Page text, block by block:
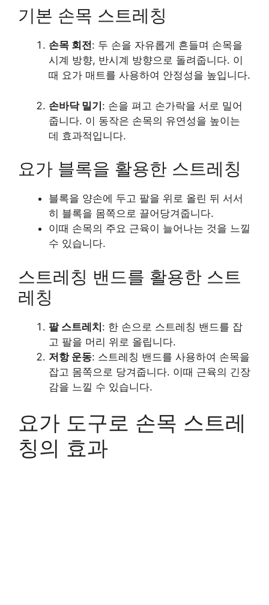
기본 손목 스트레칭
손목 회전: 두 손을 자유롭게 흔들며 손목을
시계 방향, 반시계 방향으로 돌려줍니다. 이
때 요가 매트를 사용하여 안정성을 높입니다.
손바닥 밀기: 손을 펴고 손가락을 서로 밀어
줍니다. 이 동작은 손목의 유연성을 높이는
데 효과적입니다.
요가 블록을 활용한 스트레칭
블록을 양손에 두고 팔을 위로 올린 뒤 서서
히 블록을 몸쪽으로 끌어당겨줍니다.
이때 손목의 주요 근육이 늘어나는 것을 느낄
수 있습니다.
스트레칭 밴드를 활용한 스트
레칭
팔 스트레치: 한 손으로 스트레칭 밴드를 잡
고 팔을 머리 위로 올립니다.
저항 운동: 스트레칭 밴드를 사용하여 손목을
잡고 몸쪽으로 당겨줍니다. 이때 근육의 긴장
감을 느낄 수 있습니다.
요가 도구로 손목 스트레
칭의 효과